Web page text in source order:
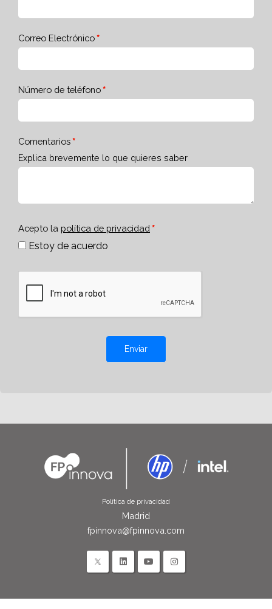
Correo Electrónico
Número de teléfono
Comentarios
Explica brevemente lo que quieres saber
Acepto la política de privacidad
Estoy de acuerdo
Enviar
Política de privacidad
Madrid
fpinnova@fpinnova.com